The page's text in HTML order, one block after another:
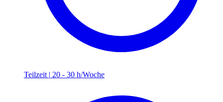
Teilzeit | 20 - 30 h/Woche